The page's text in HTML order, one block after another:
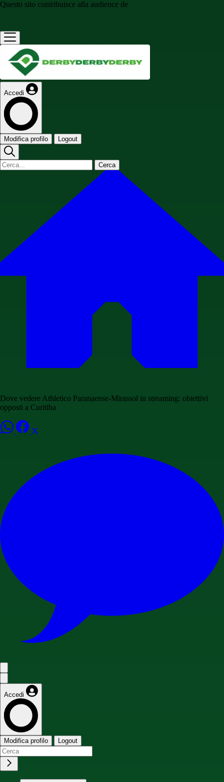
Questo sito contribuisce alla audience de
Accedi
Modifica profilo Logout
Cerca
Dove vedere Athletico Paranaense-Mirassol in streaming: obiettivi
opposti a Curitiba
Accedi
Modifica profilo Logout